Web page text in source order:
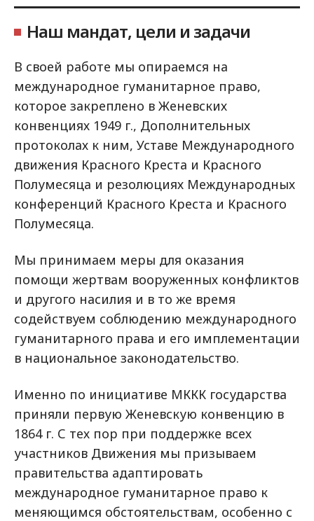
Наш мандат, цели и задачи
В своей работе мы опираемся на
международное гуманитарное право,
которое закреплено в Женевских
конвенциях 1949 г., Дополнительных
протоколах к ним, Уставе Международного
движения Красного Креста и Красного
Полумесяца и резолюциях Международных
конференций Красного Креста и Красного
Полумесяца.
Мы принимаем меры для оказания
помощи жертвам вооруженных конфликтов
и другого насилия и в то же время
содействуем соблюдению международного
гуманитарного права и его имплементации
в национальное законодательство.
Именно по инициативе МККК государства
приняли первую Женевскую конвенцию в
1864 г. С тех пор при поддержке всех
участников Движения мы призываем
правительства адаптировать
международное гуманитарное право к
меняющимся обстоятельствам, особенно с